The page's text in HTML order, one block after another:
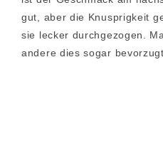
gut, aber die Knusprigkeit
sie lecker durchgezogen.
andere dies sogar bevorzugt